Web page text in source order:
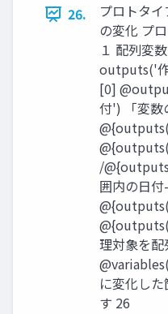
26.
プロトタ
の変化 プ
１ 配列変
outputs('
[0]
付') 「変数
/
囲内の日
理対象を
に変化し
す 26